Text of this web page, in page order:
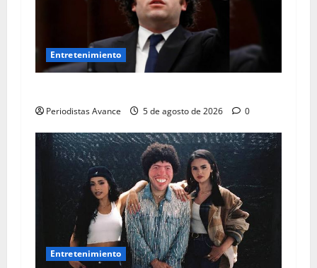
Entretenimiento
Periodistas Avance 5 de agosto de 2026 0
Entretenimiento